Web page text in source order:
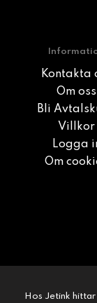
Kontakta
Om oss
Bli
Villkor
Logga
Om
Hos Jetink